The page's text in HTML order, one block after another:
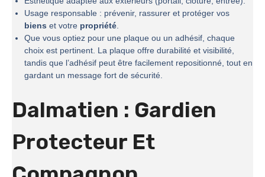
Usage responsable : prévenir, rassurer et protéger vos
biens et votre propriété.
Que vous optiez pour une plaque ou un adhésif, chaque
choix est pertinent. La plaque offre durabilité et visibilité,
tandis que l’adhésif peut être facilement repositionné, tout en
gardant un message fort de sécurité.
Dalmatien : Gardien
Protecteur Et